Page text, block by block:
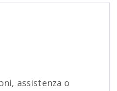
assistenza o